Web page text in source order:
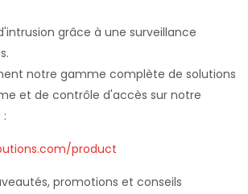
grâce à une surveillance
notre gamme complète de solutions
et de contrôle d'accès sur notre
product
promotions et conseils